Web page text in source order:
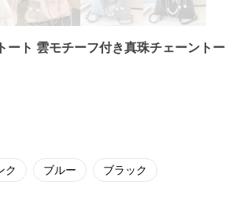
ート 雲モチーフ付き真珠チェーントー
ク ブルー ブラック